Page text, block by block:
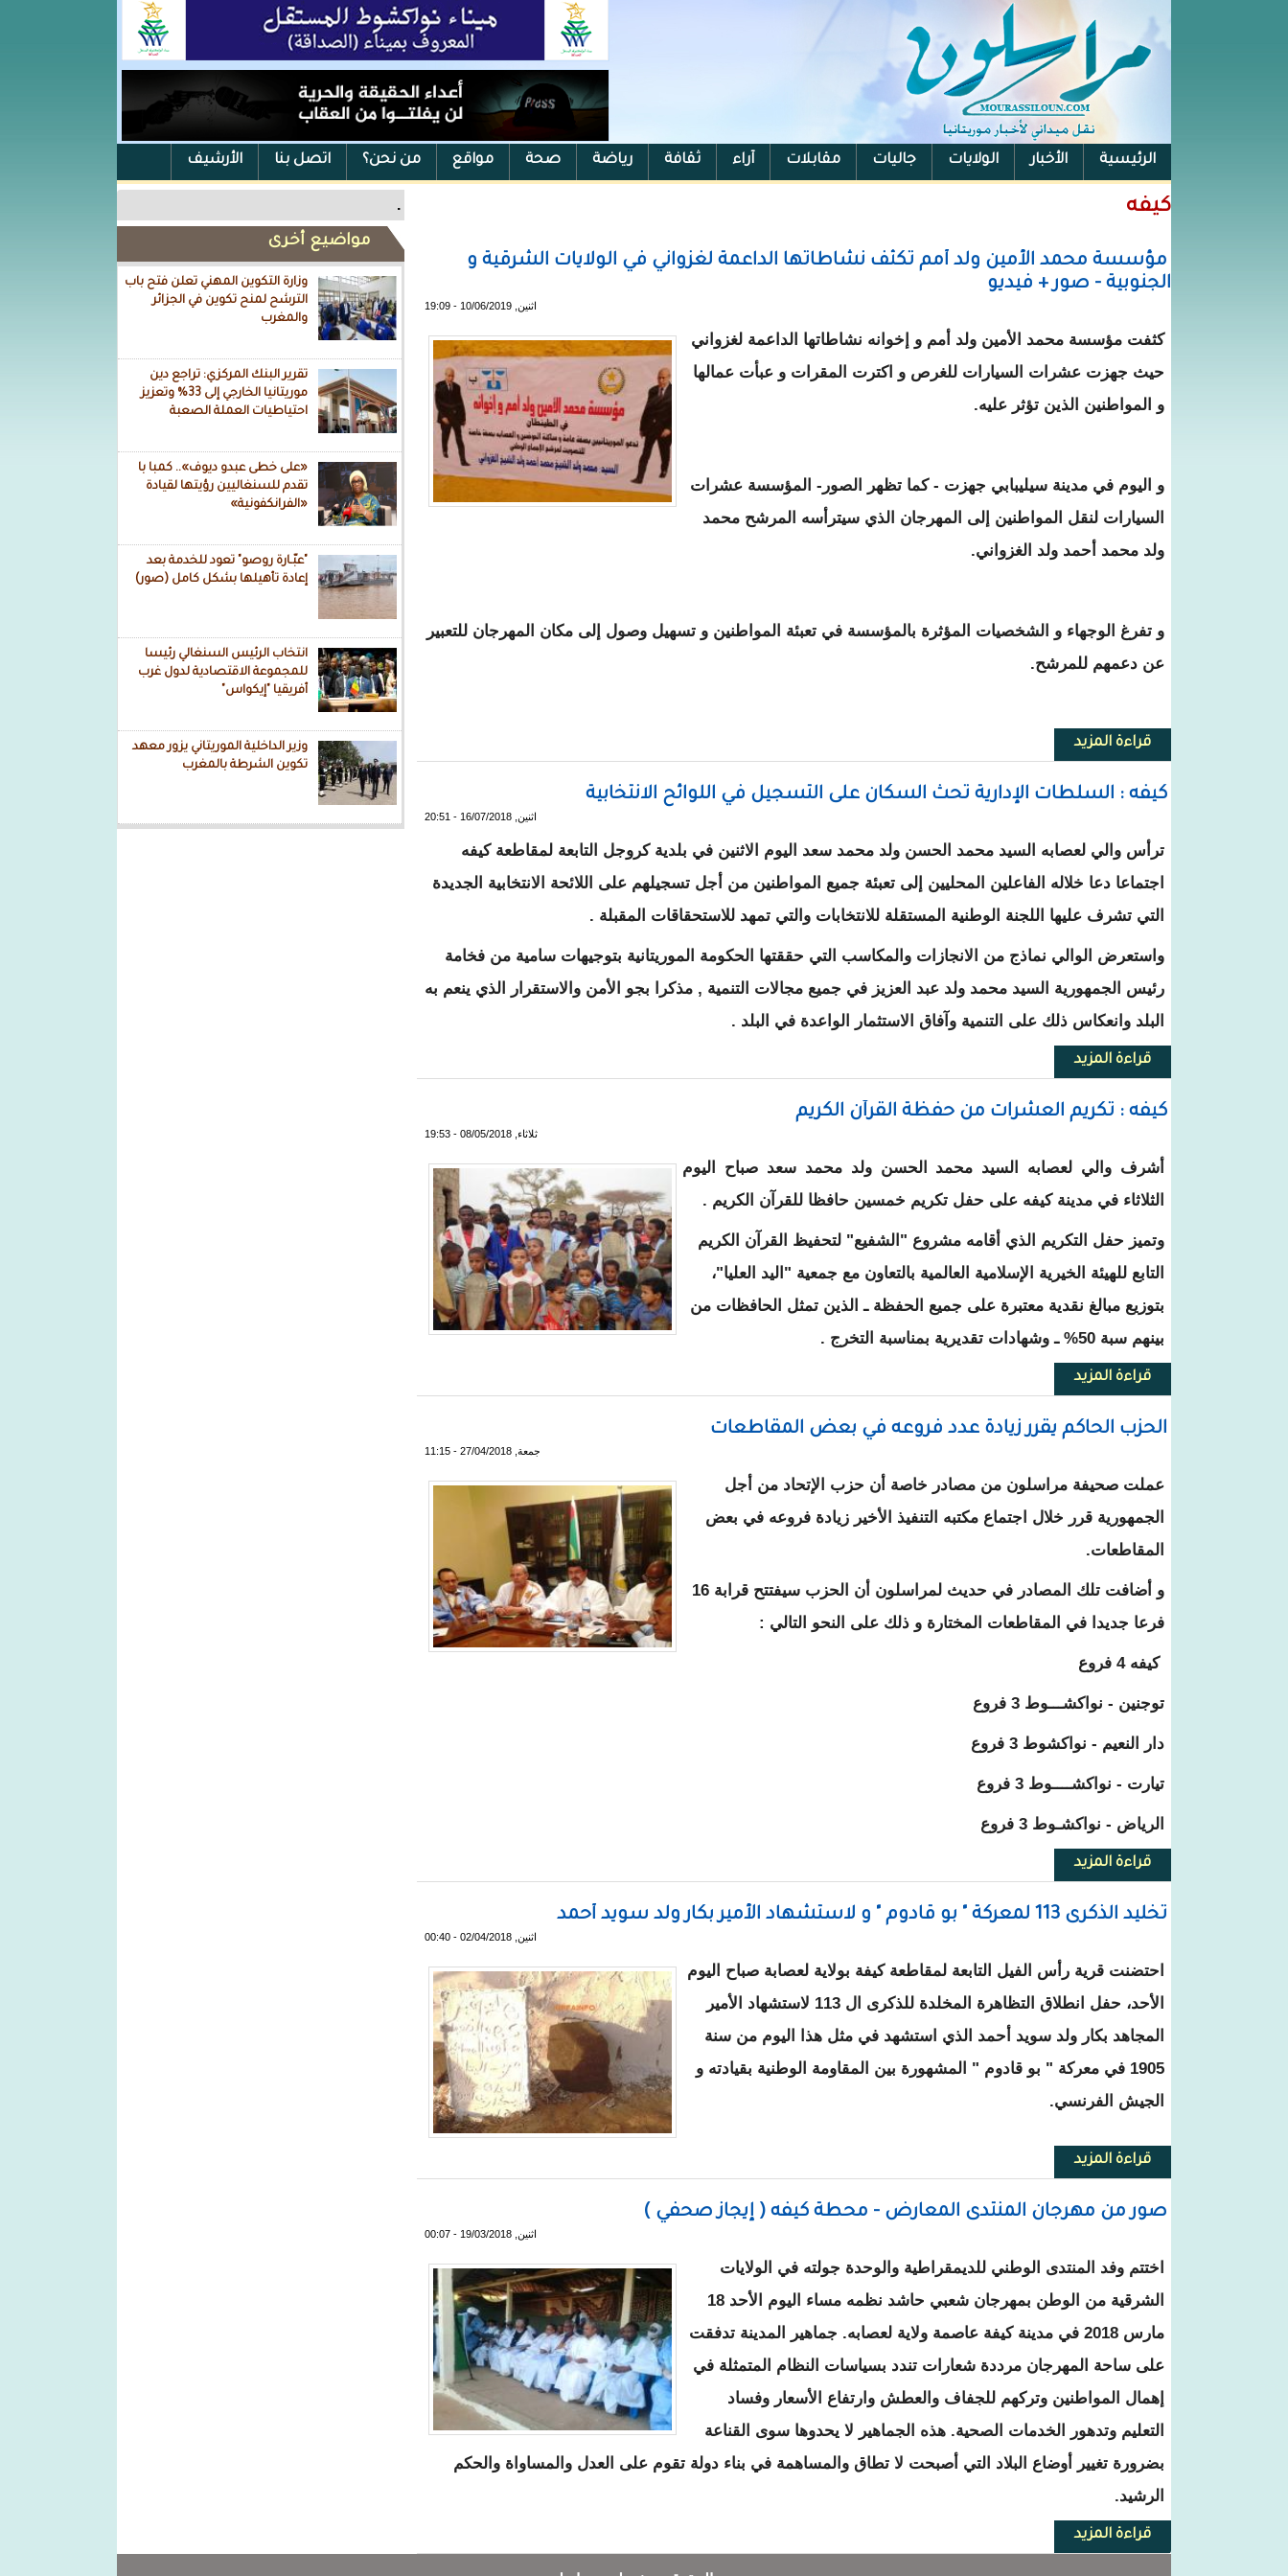
الرئيسية الأخبار الولايات جاليات مقابلات آراء ثقافة رياضة صحة مواقع من نحن؟ اتصل بنا الأرشيف
الفيس بوك .
مواضيع أخرى
وزارة التكوين المهني تعلن فتح باب
الترشح لمنح تكوين في الجزائر
والمغرب
تقرير البنك المركزي: تراجع دين
موريتانيا الخارجي إلى 33% وتعزيز
احتياطيات العملة الصعبة
«على خطى عبدو ديوف».. كمبا با
تقدم للسنغاليين رؤيتها لقيادة
«الفرانكفونية»
"عبّـارة روصو" تعود للخدمة بعد
إعادة تأهيلها بشكل كامل (صور)
انتخاب الرئيس السنغالي رئيسا
للمجموعة الاقتصادية لدول غرب
أفريقيا "إيكواس"
وزير الداخلية الموريتاني يزور معهد
تكوين الشرطة بالمغرب
كيفه
مؤسسة محمد الأمين ولد أمم تكثف نشاطاتها الداعمة لغزواني في الولايات الشرقية و
الجنوبية - صور + فيديو
اثنين, 10/06/2019 - 19:09
كثفت مؤسسة محمد الأمين ولد أمم و إخوانه نشاطاتها الداعمة لغزواني
حيث جهزت عشرات السيارات للغرص و اكترت المقرات و عبأت عمالها
و المواطنين الذين تؤثر عليه.
و اليوم في مدينة سيليبابي جهزت - كما تظهر الصور- المؤسسة عشرات
السيارات لنقل المواطنين إلى المهرجان الذي سيترأسه المرشح محمد
ولد محمد أحمد ولد الغزواني.
و تفرغ الوجهاء و الشخصيات المؤثرة بالمؤسسة في تعبئة المواطنين و تسهيل وصول إلى مكان المهرجان للتعبير
عن دعمهم للمرشح.
قراءة المزيدحول مؤسسة محمد الأمين ولد أمم تكثف نشاطاتها الداعمة لغزواني في الولايات الشرقية و الجنوبية - صور + فيديو
كيفه : السلطات الإدارية تحث السكان على التسجيل في اللوائح الانتخابية
اثنين, 16/07/2018 - 20:51
ترأس والي لعصابه السيد محمد الحسن ولد محمد سعد اليوم الاثنين في بلدية كروجل التابعة لمقاطعة كيفه
اجتماعا دعا خلاله الفاعلين المحليين إلى تعبئة جميع المواطنين من أجل تسجيلهم على اللائحة الانتخابية الجديدة
التي تشرف عليها اللجنة الوطنية المستقلة للانتخابات والتي تمهد للاستحقاقات المقبلة .
واستعرض الوالي نماذج من الانجازات والمكاسب التي حققتها الحكومة الموريتانية بتوجيهات سامية من فخامة
رئيس الجمهورية السيد محمد ولد عبد العزيز في جميع مجالات التنمية , مذكرا بجو الأمن والاستقرار الذي ينعم به
البلد وانعكاس ذلك على التنمية وآفاق الاستثمار الواعدة في البلد .
قراءة المزيدحول كيفه : السلطات الإدارية تحث السكان على التسجيل في اللوائح الانتخابية
كيفه : تكريم العشرات من حفظة القرآن الكريم
ثلاثاء, 08/05/2018 - 19:53
أشرف والي لعصابه السيد محمد الحسن ولد محمد سعد صباح اليوم
الثلاثاء في مدينة كيفه على حفل تكريم خمسين حافظا للقرآن الكريم .
وتميز حفل التكريم الذي أقامه مشروع "الشفيع" لتحفيظ القرآن الكريم
التابع للهيئة الخيرية الإسلامية العالمية بالتعاون مع جمعية "اليد العليا"،
بتوزيع مبالغ نقدية معتبرة على جميع الحفظة ـ الذين تمثل الحافظات من
بينهم سبة 50% ـ وشهادات تقديرية بمناسبة التخرج .
قراءة المزيدحول كيفه : تكريم العشرات من حفظة القرآن الكريم
الحزب الحاكم يقرر زيادة عدد فروعه في بعض المقاطعات
جمعة, 27/04/2018 - 11:15
عملت صحيفة مراسلون من مصادر خاصة أن حزب الإتحاد من أجل
الجمهورية قرر خلال اجتماع مكتبه التنفيذ الأخير زيادة فروعه في بعض
المقاطعات.
و أضافت تلك المصادر في حديث لمراسلون أن الحزب سيفتتح قرابة 16
فرعا جديدا في المقاطعات المختارة و ذلك على النحو التالي :
كيفه 4 فروع
توجنين - نواكشـــوط 3 فروع
دار النعيم - نواكشوط 3 فروع
تيارت - نواكشــــوط 3 فروع
الرياض - نواكشـوط 3 فروع
قراءة المزيدحول الحزب الحاكم يقرر زيادة عدد فروعه في بعض المقاطعات
تخليد الذكرى 113 لمعركة " بو قادوم " و لاستشهاد الأمير بكار ولد سويد أحمد
اثنين, 02/04/2018 - 00:40
احتضنت قرية رأس الفيل التابعة لمقاطعةكيفة بولاية لعصابة صباح اليوم
الأحد، حفل انطلاق التظاهرة المخلدة للذكرى ال 113 لاستشهاد الأمير
المجاهد بكار ولد سويد أحمد الذي استشهد في مثل هذا اليوم من سنة
1905 في معركة " بو قادوم " المشهورة بين المقاومة الوطنية بقيادته و
الجيش الفرنسي.
قراءة المزيدحول تخليد الذكرى 113 لمعركة " بو قادوم " و لاستشهاد الأمير بكار ولد سويد أحمد
صور من مهرجان المنتدى المعارض - محطة كيفه ( إيجاز صحفي )
اثنين, 19/03/2018 - 00:07
اختتم وفد المنتدى الوطني للديمقراطية والوحدة جولته في الولايات
الشرقية من الوطن بمهرجان شعبي حاشد نظمه مساء اليوم الأحد 18
مارس 2018 في مدينة كيفة عاصمة ولاية لعصابه. جماهير المدينة تدفقت
على ساحة المهرجان مرددة شعارات تندد بسياسات النظام المتمثلة في
إهمال المواطنين وتركهم للجفاف والعطش وارتفاع الأسعار وفساد
التعليم وتدهور الخدمات الصحية. هذه الجماهير لا يحدوها سوى القناعة
بضرورة تغيير أوضاع البلاد التي أصبحت لا تطاق والمساهمة في بناء دولة تقوم على العدل والمساواة والحكم
الرشيد.
قراءة المزيدحول صور من مهرجان المنتدى المعارض - محطة كيفه ( إيجاز صحفي )